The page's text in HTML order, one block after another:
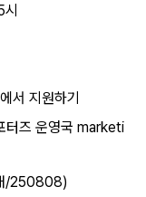
시
서 지원하기
터즈 운영국 marketi
/250808)